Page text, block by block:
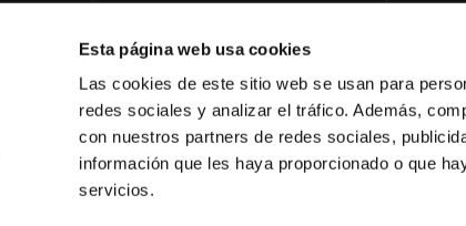
Esta página web usa cookies
Las cookies de este sitio web se usan para
redes sociales y analizar el tráfico. Además,
con nuestros partners de redes sociales,
información que les haya proporcionado o que
servicios.